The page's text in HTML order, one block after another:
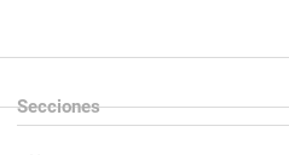
Secciones